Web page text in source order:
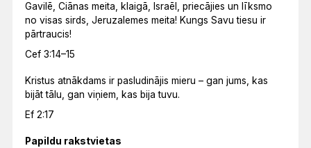
Gavilē, Ciānas meita, klaigā, Israēl, priecājies un līksmo
no visas sirds, Jeruzalemes meita! Kungs Savu tiesu ir
pārtraucis!
Cef 3:14–15
Kristus atnākdams ir pasludinājis mieru – gan jums, kas
bijāt tālu, gan viņiem, kas bija tuvu.
Ef 2:17
Papildu rakstvietas